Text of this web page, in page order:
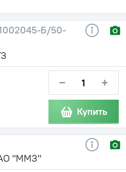
Б/50-
− +
Купить
"ММЗ"